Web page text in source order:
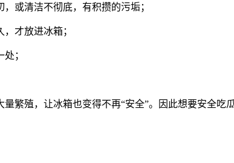
或清洁不彻底，有积攒的污垢；
才放进冰箱；
；
繁殖，让冰箱也变得不再“安全”。因此想要安全吃